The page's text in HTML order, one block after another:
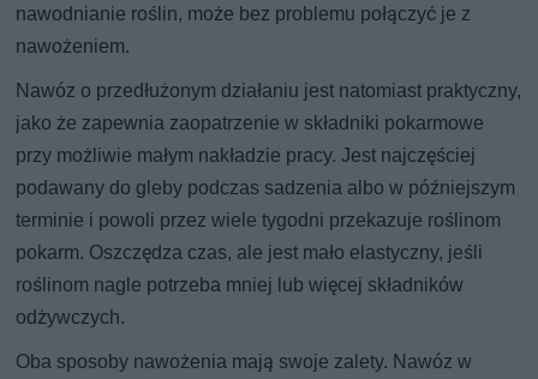
nawodnianie roślin, może bez problemu połączyć je z
nawożeniem.
Nawóz o przedłużonym działaniu jest natomiast praktyczny,
jako że zapewnia zaopatrzenie w składniki pokarmowe
przy możliwie małym nakładzie pracy. Jest najczęściej
podawany do gleby podczas sadzenia albo w późniejszym
terminie i powoli przez wiele tygodni przekazuje roślinom
pokarm. Oszczędza czas, ale jest mało elastyczny, jeśli
roślinom nagle potrzeba mniej lub więcej składników
odżywczych.
Oba sposoby nawożenia mają swoje zalety. Nawóz w